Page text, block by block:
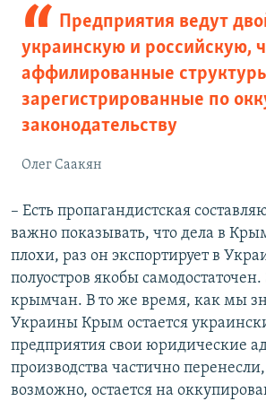
Предприятия ведут
украинскую и российскую,
аффилированные
зарегистрированные по
законодательству
Олег Саакян
– Есть пропагандистская
важно показывать, что дела в
плохи, раз он экспортирует в
полуостров якобы
крымчан. В то же время, как мы
Украины Крым остается
предприятия свои юридические
производства частично
возможно, остается на